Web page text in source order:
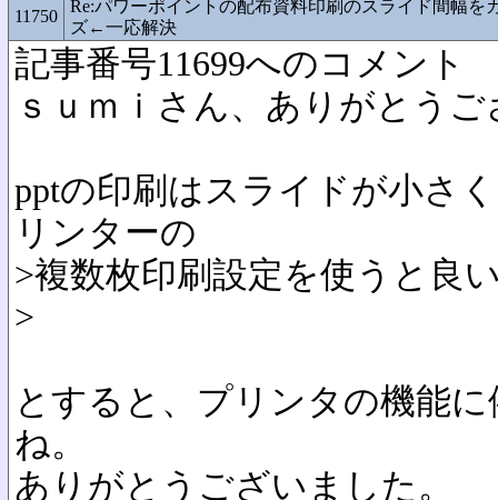
11750
Re:パワーポイントの配布資料印刷のスライド間幅を
ズ←一応解決
記事番号11699へのコメント
ｓｕｍｉさん、ありがとう
pptの印刷はスライドが小さ
リンターの
>複数枚印刷設定を使うと良
>
とすると、プリンタの機能
ね。
ありがとうございました。